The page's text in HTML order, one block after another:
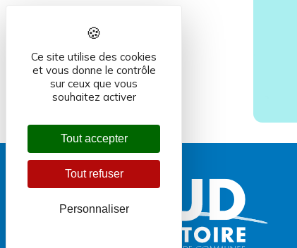
Ce site utilise des cookies
et vous donne le contrôle
sur ceux que vous
souhaitez activer
Tout accepter
Tout refuser
Personnaliser